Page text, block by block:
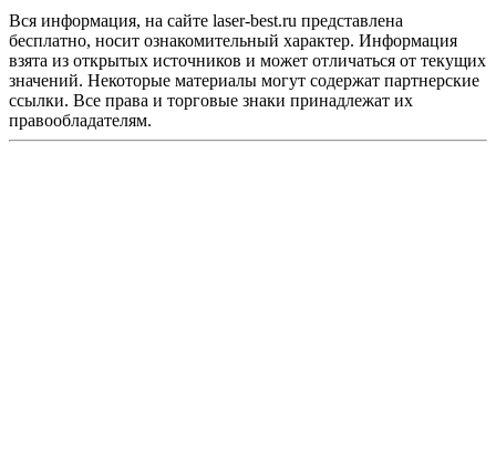
Вся информация, на сайте laser-best.ru представлена
бесплатно, носит ознакомительный характер. Информация
взята из открытых источников и может отличаться от текущих
значений. Некоторые материалы могут содержат партнерские
ссылки. Все права и торговые знаки принадлежат их
правообладателям.